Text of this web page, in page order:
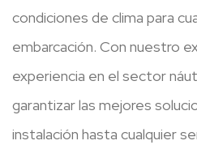
condiciones de clima para
embarcación. Con nuestro
experiencia en el sector
garantizar las mejores
instalación hasta cualquier